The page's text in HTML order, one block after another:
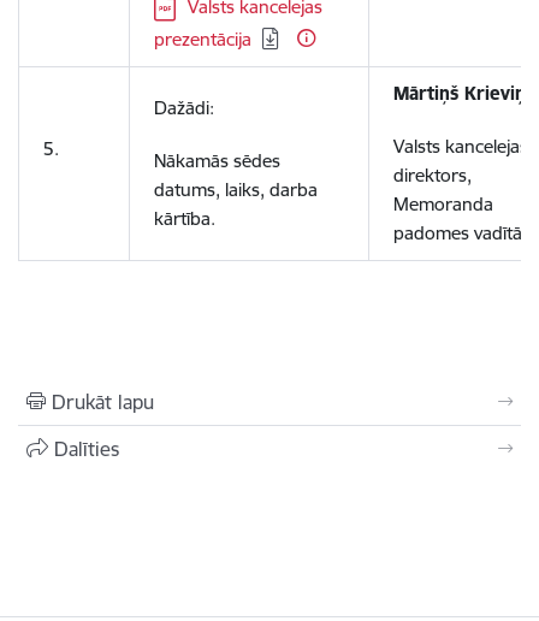
Lejupielādēt:
Valsts kancelejas
prezentācija
5.
Dažādi:
Nākamās sēdes
datums, laiks, darba
kārtība.
Mārtiņš Krieviņš
Valsts kancelejas
direktors,
Memoranda
padomes vadītājs
Drukāt lapu
Dalīties